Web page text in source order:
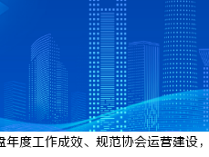
度工作成效、规范协会运营建设